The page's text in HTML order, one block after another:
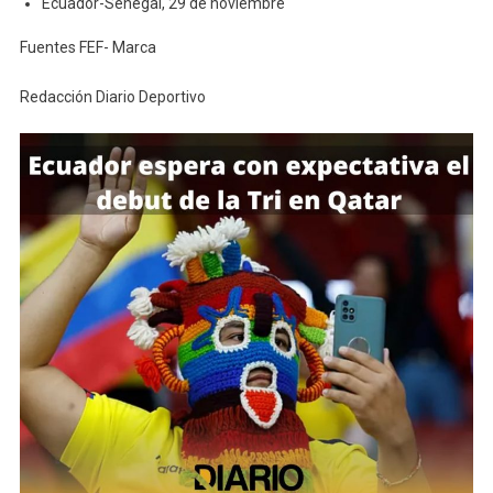
Fuentes FEF- Marca
Redacción Diario Deportivo